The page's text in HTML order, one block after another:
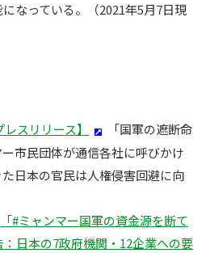
なっている。（2021年5月7日現
レスリリース】
「国軍の遮断命
市民団体が通信各社に呼びかけ
日本の官民は人権侵害回避に向
「#ミャンマー国軍の資金源を断て
日本の7政府機関・12企業への要